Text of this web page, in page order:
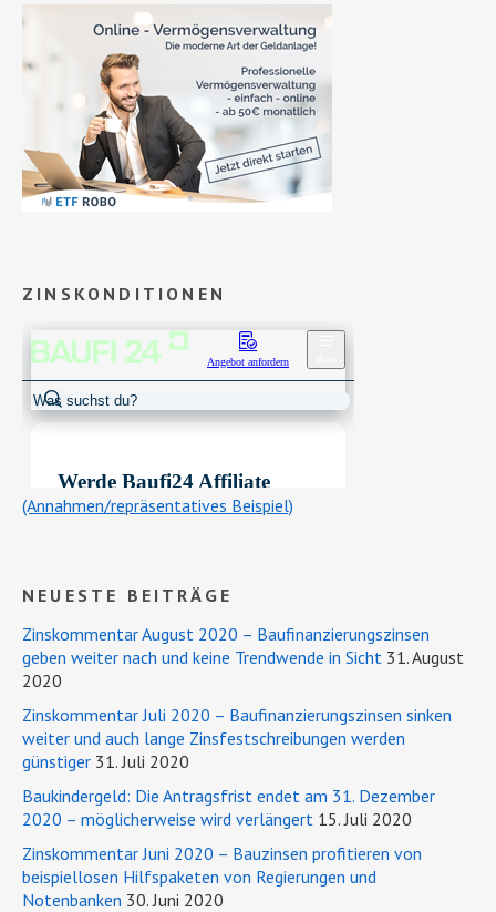
ZINSKONDITIONEN
(Annahmen/repräsentatives Beispiel)
NEUESTE BEITRÄGE
Zinskommentar August 2020 – Baufinanzierungszinsen
geben weiter nach und keine Trendwende in Sicht 31. August
2020
Zinskommentar Juli 2020 – Baufinanzierungszinsen sinken
weiter und auch lange Zinsfestschreibungen werden
günstiger 31. Juli 2020
Baukindergeld: Die Antragsfrist endet am 31. Dezember
2020 – möglicherweise wird verlängert 15. Juli 2020
Zinskommentar Juni 2020 – Bauzinsen profitieren von
beispiellosen Hilfspaketen von Regierungen und
Notenbanken 30. Juni 2020